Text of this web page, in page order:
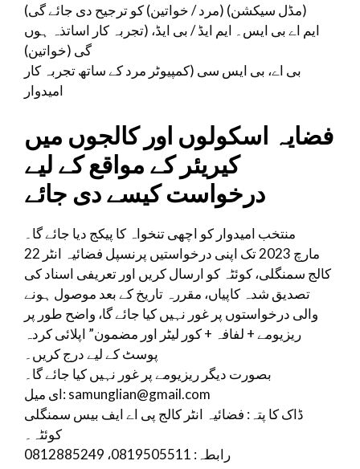
(مڈل سیکشن) (مرد / خواتین) کو ترجیح دی جائے گی)
ایم اے بی ایس۔ ایم ایڈ / بی ایڈ، (تجربہ کار اساتذہ ہوں
گی (خواتین)
بی اے، بی ایس سی (کمپیوٹر مرد کے ساتھ تجربہ کار
امیدوار
فضایہ اسکولوں اور کالجوں میں
کیریئر کے مواقع کے لیے
درخواست کیسے دی جائے
منتخب امیدوار کو اچھی تنخواہ کا پیکج دیا جائے گا۔
22 مارچ 2023 تک اپنی درخواستیں پرنسپل فضائیہ انٹر
کالج سمنگلی، کوئٹہ کو ارسال کریں اور تعریفی اسناد کی
تصدیق شدہ کاپیاں، مقررہ تاریخ کے بعد موصول ہونے
والی درخواستوں پر غور نہیں کیا جائے گا، واضح طور پر
ریزیومے + لفافہ + کور لیٹر اور مضمون” اپلائی کردہ
پوسٹ کے لیے درج کریں۔
بصورت دیگر ریزیومے پر غور نہیں کیا جائے گا۔
ای میل: samunglian@gmail.com
ڈاک کا پتہ: فضائیہ انٹر کالج پی اے ایف بیس سمنگلی
کوئٹہ۔
رابطہ: 0819505511، 0812885249